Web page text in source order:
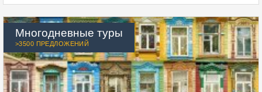
Многодневные туры
>3500 ПРЕДЛОЖЕНИЙ